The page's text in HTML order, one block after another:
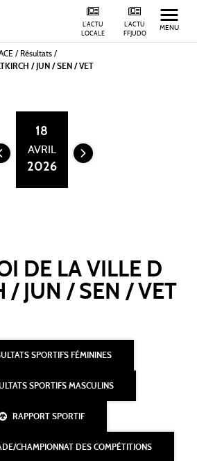
L'ACTU
FFJUDO
L'ACTU
LOCALE
MENU
/ Résultats /
/ JUN / SEN / VET
18
AVRIL
2026
DE LA VILLE D
/ JUN / SEN / VET
SPORTIFS FÉMININES
SPORTIFS MASCULINS
RAPPORT SPORTIF
CHAMPIONNAT DES COMPÉTITIONS